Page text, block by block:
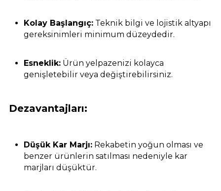
Kolay Başlangıç: Teknik bilgi ve lojistik altyapı
gereksinimleri minimum düzeydedir.
Esneklik: Ürün yelpazenizi kolayca
genişletebilir veya değiştirebilirsiniz.
Dezavantajları:
Düşük Kar Marjı: Rekabetin yoğun olması ve
benzer ürünlerin satılması nedeniyle kar
marjları düşüktür.